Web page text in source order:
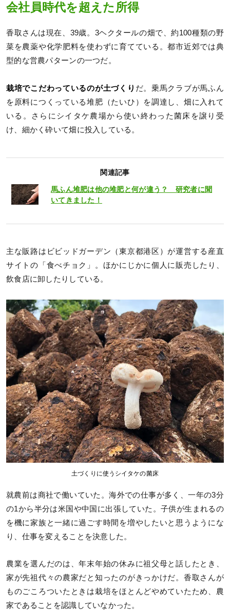
会社員時代を超えた所得
香取さんは現在、39歳。3ヘクタールの畑で、約100種類の野
菜を農薬や化学肥料を使わずに育てている。都市近郊では典
型的な営農パターンの一つだ。
栽培でこだわっているのが土づくり だ。乗馬クラブが馬ふん
を原料につくっている堆肥（たいひ）を調達し、畑に入れて
いる。さらにシイタケ農場から使い終わった菌床を譲り受
け、細かく砕いて畑に投入している。
関連記事
馬ふん堆肥は他の堆肥と何が違う？ 研究者に聞
いてきました！
主な販路はビビッドガーデン（東京都港区）が運営する産直
サイトの「食べチョク」。ほかにじかに個人に販売したり、
飲食店に卸したりしている。
土づくりに使うシイタケの菌床
就農前は商社で働いていた。海外での仕事が多く、一年の3分
の1から半分は米国や中国に出張していた。子供が生まれるの
を機に家族と一緒に過ごす時間を増やしたいと思うようにな
り、仕事を変えることを決意した。
農業を選んだのは、年末年始の休みに祖父母と話したとき、
家が先祖代々の農家だと知ったのがきっかけだ。香取さんが
ものごころついたときは栽培をほとんどやめていたため、農
家であることを認識していなかった。